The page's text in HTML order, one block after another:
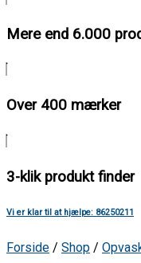
Mere end 6.000
Over 400 mærker
3-klik produkt finder
Vi er klar til at hjælpe: 86250211
Forside / Shop /